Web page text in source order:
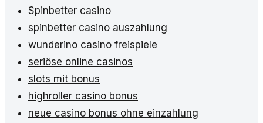
Spinbetter casino
spinbetter casino auszahlung
wunderino casino freispiele
seriöse online casinos
slots mit bonus
highroller casino bonus
neue casino bonus ohne einzahlung